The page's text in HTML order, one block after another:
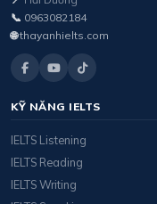
📞 0963082184
🌐 thayanhielts.com
KỸ NĂNG IELTS
IELTS Listening
IELTS Reading
IELTS Writing